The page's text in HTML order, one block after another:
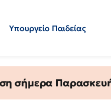
Υπουργείο Παιδείας
σήμερα